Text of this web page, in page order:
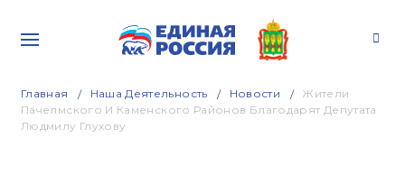
Главная Наша Деятельность Новости
Жители
Пачелмского И Каменского Районов Благодарят Депутата
Людмилу Глухову